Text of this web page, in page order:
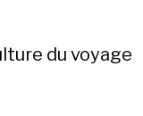
du voyage